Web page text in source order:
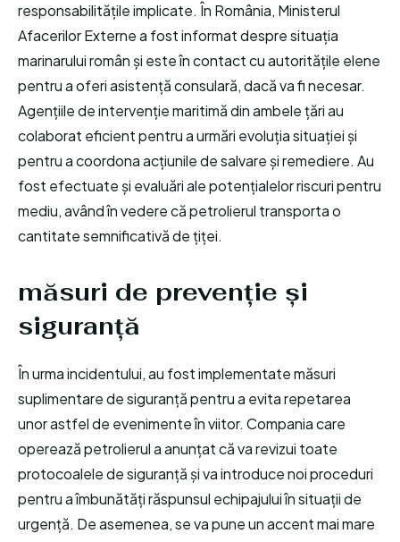
responsabilitățile implicate. În România, Ministerul
Afacerilor Externe a fost informat despre situația
marinarului român și este în contact cu autoritățile elene
pentru a oferi asistență consulară, dacă va fi necesar.
Agențiile de intervenție maritimă din ambele țări au
colaborat eficient pentru a urmări evoluția situației și
pentru a coordona acțiunile de salvare și remediere. Au
fost efectuate și evaluări ale potențialelor riscuri pentru
mediu, având în vedere că petrolierul transporta o
cantitate semnificativă de țiței.
măsuri de prevenție și
siguranță
În urma incidentului, au fost implementate măsuri
suplimentare de siguranță pentru a evita repetarea
unor astfel de evenimente în viitor. Compania care
operează petrolierul a anunțat că va revizui toate
protocoalele de siguranță și va introduce noi proceduri
pentru a îmbunătăți răspunsul echipajului în situații de
urgență. De asemenea, se va pune un accent mai mare